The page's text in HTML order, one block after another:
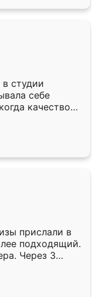
студии
себе
качеством
уже почти
прислали в
подходящий.
Через 3
Остались
Ренессанс